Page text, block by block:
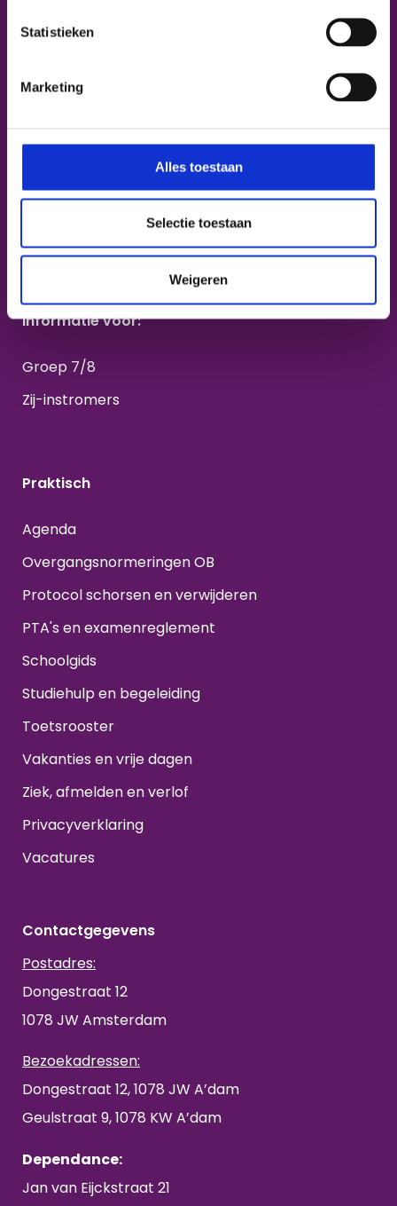
Statistieken
Marketing
Alles toestaan
Selectie toestaan
Weigeren
Reanimatie onderwijs
Vwo
Internationalisering
Over ons
Informatie voor:
Groep 7/8
Zij-instromers
Praktisch
Agenda
Overgangsnormeringen OB
Protocol schorsen en verwijderen
PTA's en examenreglement
Schoolgids
Studiehulp en begeleiding
Toetsrooster
Vakanties en vrije dagen
Ziek, afmelden en verlof
Privacyverklaring
Vacatures
Contactgegevens
Postadres:
Dongestraat 12
1078 JW Amsterdam
Bezoekadressen:
Dongestraat 12, 1078 JW A’dam
Geulstraat 9, 1078 KW A’dam
Dependance:
Jan van Eijckstraat 21